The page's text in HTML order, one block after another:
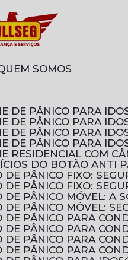
QUEM SOMOS
DE PÂNICO PARA
DE PÂNICO PARA
DE PÂNICO PARA
DE PÂNICO PARA
RESIDENCIAL COM
DO BOTÃO ANTI
DE PÂNICO FIXO:
DE PÂNICO FIXO:
DE PÂNICO MÓVEL: A
DE PÂNICO MÓVEL:
DE PÂNICO PARA
DE PÂNICO PARA
DE PÂNICO PARA
DE PÂNICO PARA